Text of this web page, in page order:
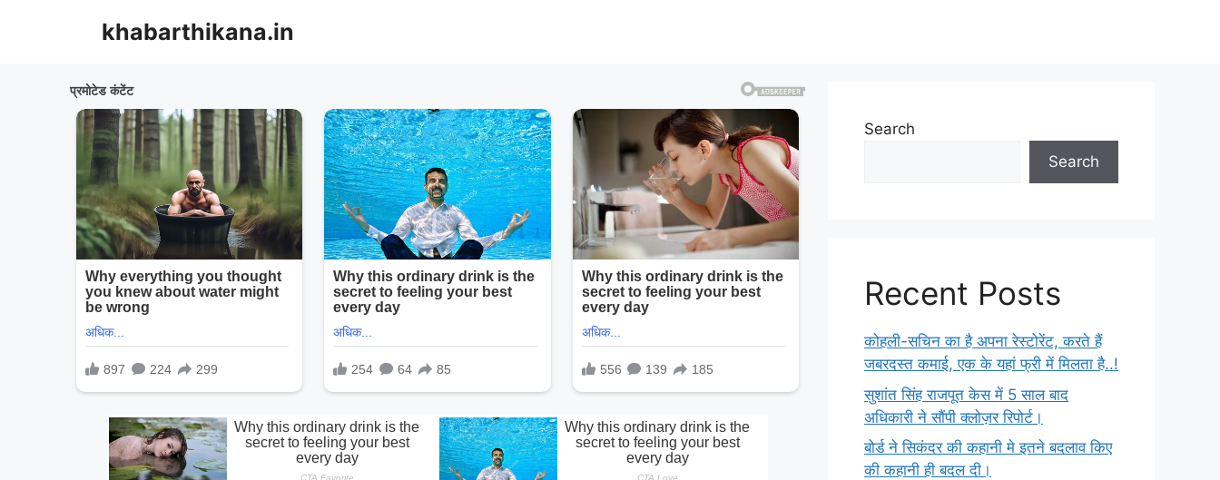
khabarthikana.in
Search
Search
Recent Posts
कोहली-सचिन का है अपना रेस्टोरेंट, करते हैं
जबरदस्त कमाई, एक के यहां फ्री में मिलता है..!
सुशांत सिंह राजपूत केस में 5 साल बाद
अधिकारी ने सौंपी क्लोज़र रिपोर्ट।
बोर्ड ने सिकंदर की कहानी मे इतने बदलाव किए
की कहानी ही बदल दी।